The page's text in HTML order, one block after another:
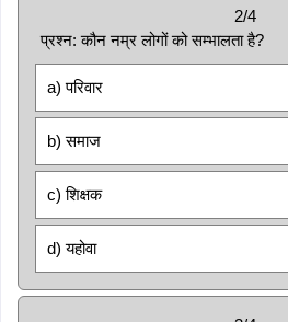
2/4
प्रश्न: कौन नम्र लोगों को सम्भालता है?
a) परिवार
b) समाज
c) शिक्षक
d) यहोवा